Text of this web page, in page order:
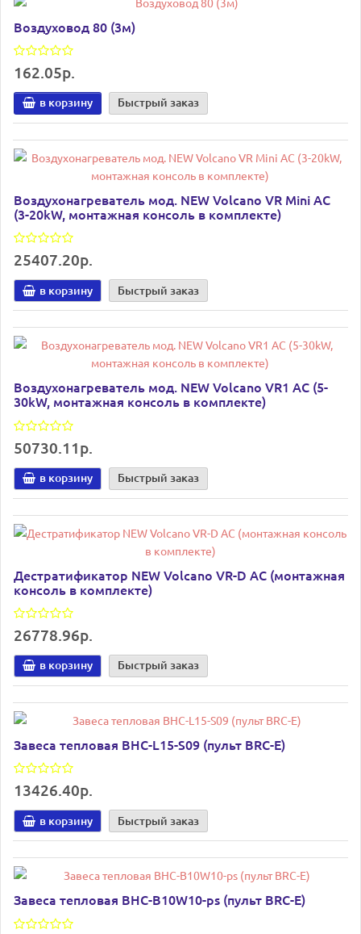
Воздуховод 80 (3м)
162.05р.
в корзину Быстрый заказ
Воздухонагреватель мод. NEW Volcano VR Mini AC
(3-20kW, монтажная консоль в комплекте)
25407.20р.
в корзину Быстрый заказ
Воздухонагреватель мод. NEW Volcano VR1 AC (5-
30kW, монтажная консоль в комплекте)
50730.11р.
в корзину Быстрый заказ
Дестратификатор NEW Volcano VR-D AC (монтажная
консоль в комплекте)
26778.96р.
в корзину Быстрый заказ
Завеса тепловая BHC-L15-S09 (пульт BRC-E)
13426.40р.
в корзину Быстрый заказ
Завеса тепловая BHC-B10W10-ps (пульт BRC-E)